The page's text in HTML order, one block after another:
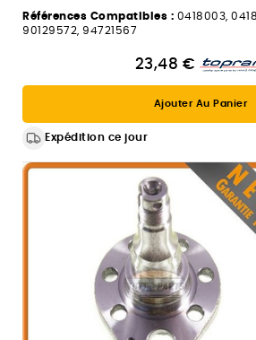
Références Compatibles : 0418003,
90129572, 94721567
23,48 €
Ajouter Au Panier
Expédition ce jour